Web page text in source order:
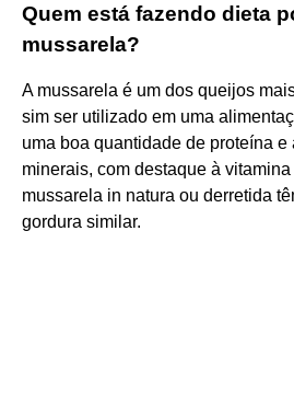
Quem está fazendo dieta
mussarela?
A mussarela é um dos queijos
sim ser utilizado em uma
uma boa quantidade de proteína
minerais, com destaque à
mussarela in natura ou derretida
gordura similar.